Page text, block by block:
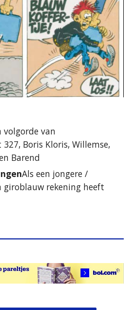
volgorde van
Boris Kloris, Willemse,
Barend
Als een jongere /
giroblauw rekening heeft